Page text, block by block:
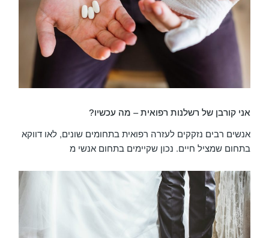
אני קורבן של רשלנות רפואית – מה עכשיו?
אנשים רבים נזקקים לעזרה רפואית בתחומים שונים, לאו דווקא
בתחום שמציל חיים. נכון שקיימים בתחום אנשי מ